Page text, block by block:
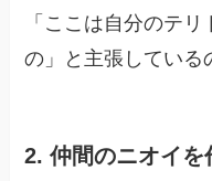
「ここは自分のテ
の」と主張している
2. 仲間のニオイを